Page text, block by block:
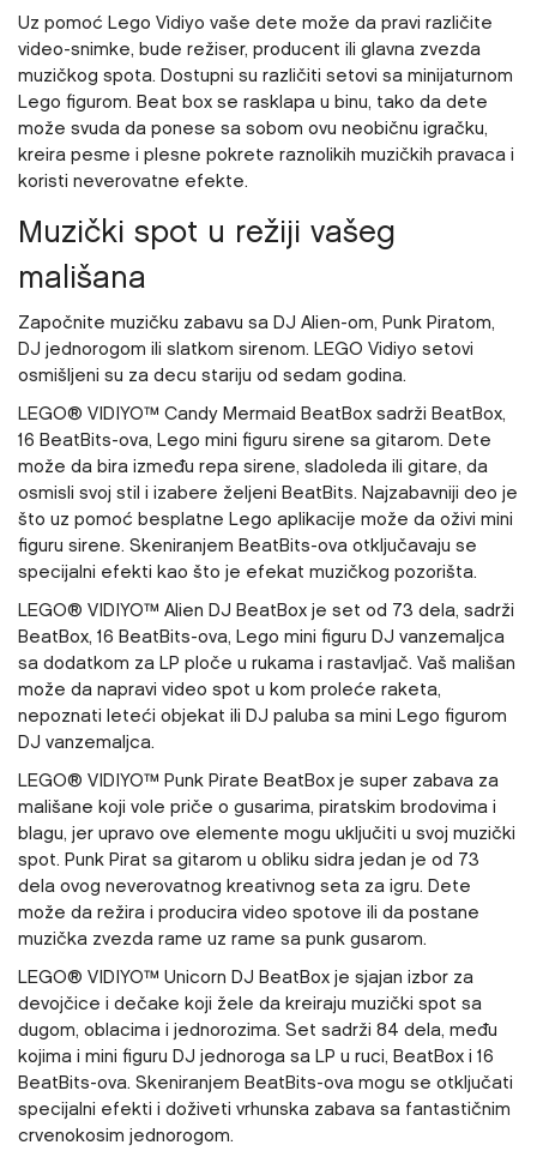
Uz pomoć Lego Vidiyo vaše dete može da pravi različite
video-snimke, bude režiser, producent ili glavna zvezda
muzičkog spota. Dostupni su različiti setovi sa minijaturnom
Lego figurom. Beat box se rasklapa u binu, tako da dete
može svuda da ponese sa sobom ovu neobičnu igračku,
kreira pesme i plesne pokrete raznolikih muzičkih pravaca i
koristi neverovatne efekte.
Muzički spot u režiji vašeg
mališana
Započnite muzičku zabavu sa DJ Alien-om, Punk Piratom,
DJ jednorogom ili slatkom sirenom. LEGO Vidiyo setovi
osmišljeni su za decu stariju od sedam godina.
LEGO® VIDIYO™ Candy Mermaid BeatBoxsadrži BeatBox,
16 BeatBits-ova, Lego mini figuru sirene sa gitarom. Dete
može da bira između repa sirene, sladoleda ili gitare, da
osmisli svoj stil i izabere željeni BeatBits. Najzabavniji deo je
što uz pomoć besplatne Lego aplikacije može da oživi mini
figuru sirene. Skeniranjem BeatBits-ova otključavaju se
specijalni efekti kao što je efekat muzičkog pozorišta.
LEGO® VIDIYO™ Alien DJ BeatBoxje set od 73 dela, sadrži
BeatBox, 16 BeatBits-ova, Lego mini figuru DJ vanzemaljca
sa dodatkom za LP ploče u rukama i rastavljač. Vaš mališan
može da napravi video spot u kom proleće raketa,
nepoznati leteći objekat ili DJ paluba sa mini Lego figurom
DJ vanzemaljca.
LEGO® VIDIYO™ Punk Pirate BeatBoxje super zabava za
mališane koji vole priče o gusarima, piratskim brodovima i
blagu, jer upravo ove elemente mogu uključiti u svoj muzički
spot. Punk Pirat sa gitarom u obliku sidra jedan je od 73
dela ovog neverovatnog kreativnog seta za igru. Dete
može da režira i producira video spotove ili da postane
muzička zvezda rame uz rame sa punk gusarom.
LEGO® VIDIYO™ Unicorn DJ BeatBoxje sjajan izbor za
devojčice i dečake koji žele da kreiraju muzički spot sa
dugom, oblacima i jednorozima. Set sadrži 84 dela, među
kojima i mini figuru DJ jednoroga sa LP u ruci, BeatBox i 16
BeatBits-ova. Skeniranjem BeatBits-ova mogu se otključati
specijalni efekti i doživeti vrhunska zabava sa fantastičnim
crvenokosim jednorogom.